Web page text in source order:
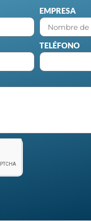
EMPRESA
TELÉFONO